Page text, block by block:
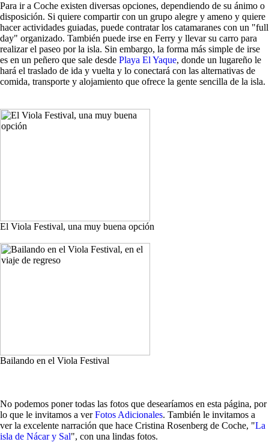
Para ir a Coche existen diversas opciones, dependiendo de su ánimo o
disposición. Si quiere compartir con un grupo alegre y ameno y quiere
hacer actividades guiadas, puede contratar los catamaranes con un "full
day" organizado. También puede irse en Ferry y llevar su carro para
realizar el paseo por la isla. Sin embargo, la forma más simple de irse
es en un peñero que sale desde Playa El Yaque, donde un lugareño le
hará el traslado de ida y vuelta y lo conectará con las alternativas de
comida, transporte y alojamiento que ofrece la gente sencilla de la isla.
El Viola Festival, una muy buena opción
Bailando en el Viola Festival
No podemos poner todas las fotos que desearíamos en esta página, por
lo que le invitamos a verFotos Adicionales. También le invitamos a
ver la excelente narración que hace Cristina Rosenberg de Coche, "La
isla de Nácar y Sal", con una lindas fotos.